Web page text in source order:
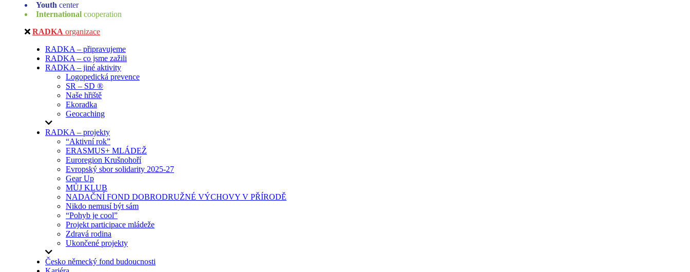
Youth center
International cooperation
RADKA organizace
RADKA – připravujeme
RADKA – co jsme zažili
RADKA – jiné aktivity
Logopedická prevence
SR – SD ®
Naše hřiště
Ekoradka
Geocaching
RADKA – projekty
“Aktivní rok”
ERASMUS+ MLÁDEŽ
Euroregion Krušnohoří
Evropský sbor solidarity 2025-27
Gear Up
MŮJ KLUB
NADAČNÍ FOND DOBRODRUŽNÉ VÝCHOVY V PŘÍRODĚ
Nikdo nemusí být sám
“Pohyb je cool”
Projekt participace mládeže
Zdravá rodina
Ukončené projekty
Česko německý fond budoucnosti